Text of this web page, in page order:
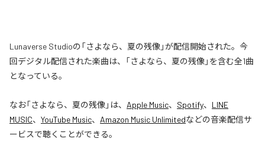
Lunaverse Studioの「さよなら、夏の残像」が配信開始された。今
回デジタル配信された楽曲は、「さよなら、夏の残像」を含む全1曲
となっている。
なお「さよなら、夏の残像」は、 Apple Music、 Spotify、 LINE
MUSIC、 YouTube Music、 Amazon Music Unlimitedなどの音楽配信サ
ービスで聴くことができる。